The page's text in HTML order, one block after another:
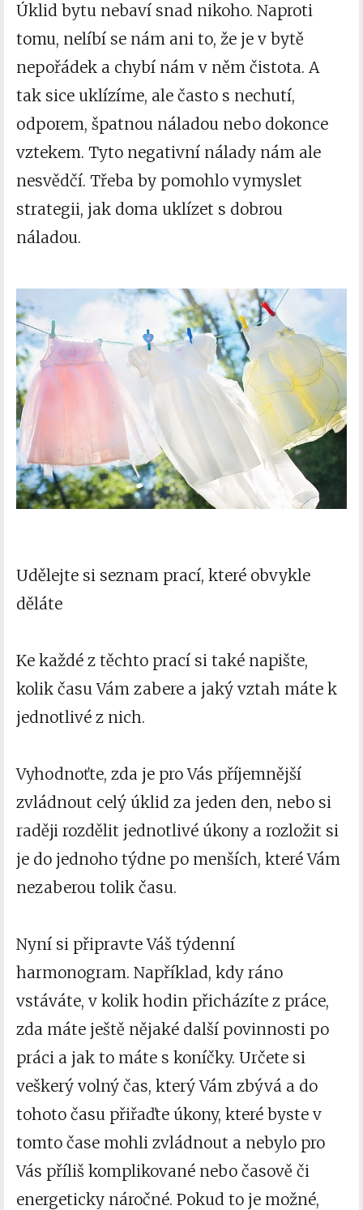
Úklid bytu nebaví snad nikoho. Naproti
tomu, nelíbí se nám ani to, že je v bytě
nepořádek a chybí nám v něm čistota. A
tak sice uklízíme, ale často s nechutí,
odporem, špatnou náladou nebo dokonce
vztekem. Tyto negativní nálady nám ale
nesvědčí. Třeba by pomohlo vymyslet
strategii, jak doma uklízet s dobrou
náladou.
Udělejte si seznam prací, které obvykle
děláte
Ke každé z těchto prací si také napište,
kolik času Vám zabere a jaký vztah máte k
jednotlivé z nich.
Vyhodnoťte, zda je pro Vás příjemnější
zvládnout celý úklid za jeden den, nebo si
raději rozdělit jednotlivé úkony a rozložit si
je do jednoho týdne po menších, které Vám
nezaberou tolik času.
Nyní si připravte Váš týdenní
harmonogram. Například, kdy ráno
vstáváte, v kolik hodin přicházíte z práce,
zda máte ještě nějaké další povinnosti po
práci a jak to máte s koníčky. Určete si
veškerý volný čas, který Vám zbývá a do
tohoto času přiřaďte úkony, které byste v
tomto čase mohli zvládnout a nebylo pro
Vás příliš komplikované nebo časově či
energeticky náročné. Pokud to je možné,